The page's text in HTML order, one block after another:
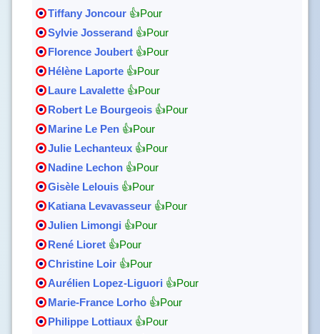
Tiffany Joncour 👍Pour
Sylvie Josserand 👍Pour
Florence Joubert 👍Pour
Hélène Laporte 👍Pour
Laure Lavalette 👍Pour
Robert Le Bourgeois 👍Pour
Marine Le Pen 👍Pour
Julie Lechanteux 👍Pour
Nadine Lechon 👍Pour
Gisèle Lelouis 👍Pour
Katiana Levavasseur 👍Pour
Julien Limongi 👍Pour
René Lioret 👍Pour
Christine Loir 👍Pour
Aurélien Lopez-Liguori 👍Pour
Marie-France Lorho 👍Pour
Philippe Lottiaux 👍Pour